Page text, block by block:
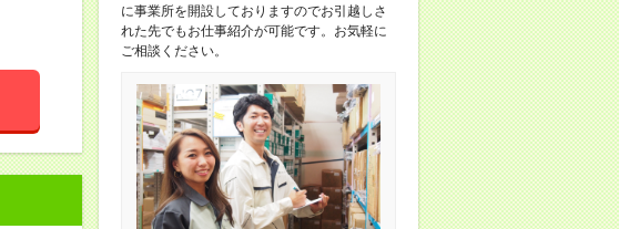
に事業所を開設しておりますのでお引越しさ
れた先でもお仕事紹介が可能です。お気軽に
ご相談ください。